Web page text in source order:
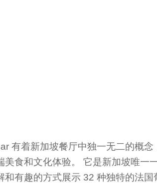
有着新加坡餐厅中独一无二的概
美食和文化体验。 它是新加坡唯一
和有趣的方式展示 32 种独特的法